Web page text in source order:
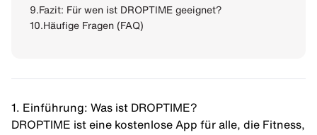
9. Fazit: Für wen ist DROPTIME geeignet?
10. Häufige Fragen (FAQ)
1. Einführung: Was ist DROPTIME?
DROPTIME ist eine kostenlose App für alle, die Fitness,